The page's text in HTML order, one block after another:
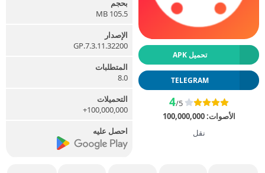
تحميل APK
TELEGRAM
4/5
الأصوات:100,000,000
نقل
بحجم
105.5 MB
الإصدار
7.3.11.32200.GP
المتطلبات
8.0
التحميلات
100,000,000+
احصل عليه